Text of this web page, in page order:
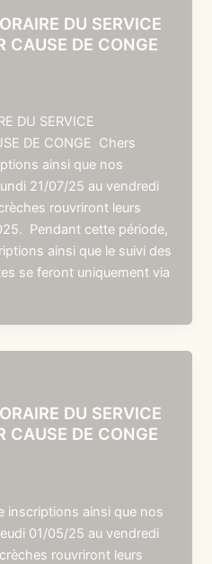
DU SERVICE
CAUSE DE CONGE
DU SERVICE
DE CONGE Chers
ainsi que nos
21/07/25 au vendredi
rouvriront leurs
Pendant cette période,
ainsi que le suivi des
se feront uniquement via
DU SERVICE
CAUSE DE CONGE
inscriptions ainsi que nos
01/05/25 au vendredi
rouvriront leurs